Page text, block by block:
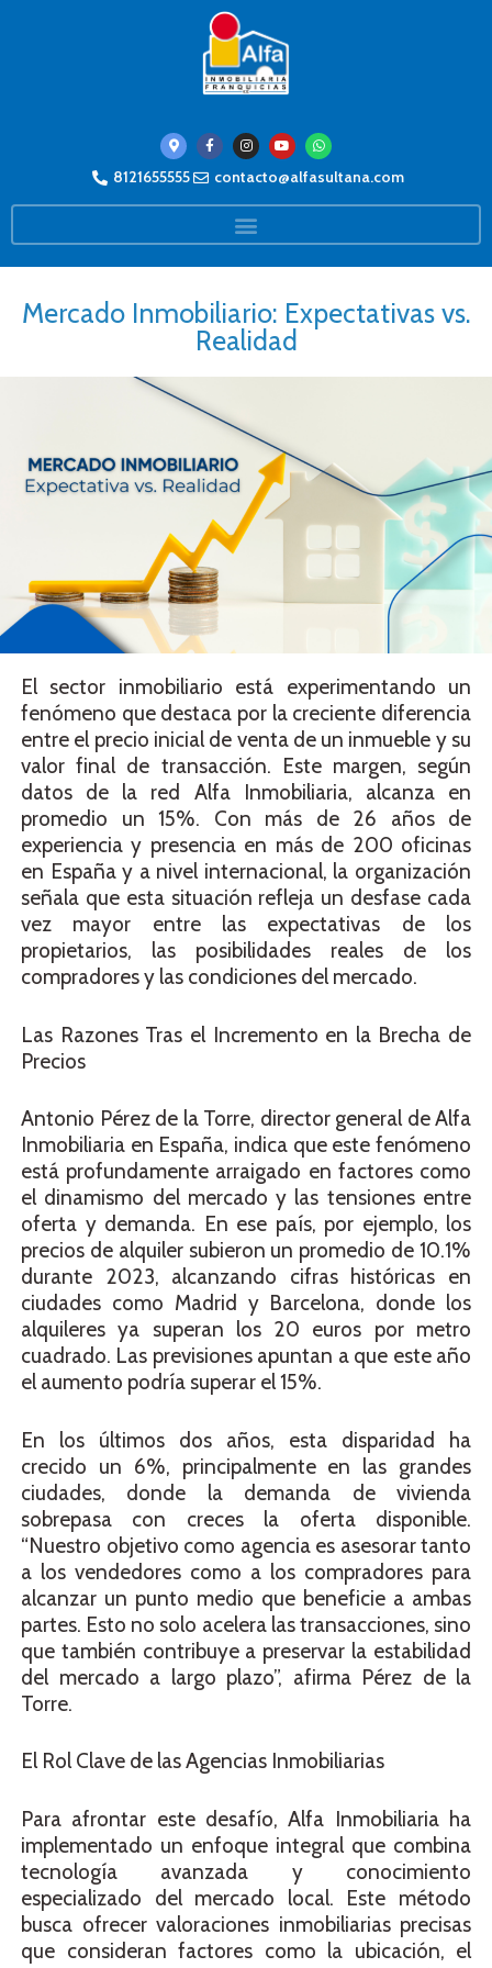
8121655555 contacto@alfasultana.com
Mercado Inmobiliario: Expectativas vs.
Realidad
El sector inmobiliario está experimentando un
fenómeno que destaca por la creciente diferencia
entre el precio inicial de venta de un inmueble y su
valor final de transacción. Este margen, según
datos de la red Alfa Inmobiliaria, alcanza en
promedio un 15%. Con más de 26 años de
experiencia y presencia en más de 200 oficinas
en España y a nivel internacional, la organización
señala que esta situación refleja un desfase cada
vez mayor entre las expectativas de los
propietarios, las posibilidades reales de los
compradores y las condiciones del mercado.
Las Razones Tras el Incremento en la Brecha de
Precios
Antonio Pérez de la Torre, director general de Alfa
Inmobiliaria en España, indica que este fenómeno
está profundamente arraigado en factores como
el dinamismo del mercado y las tensiones entre
oferta y demanda. En ese país, por ejemplo, los
precios de alquiler subieron un promedio de 10.1%
durante 2023, alcanzando cifras históricas en
ciudades como Madrid y Barcelona, donde los
alquileres ya superan los 20 euros por metro
cuadrado. Las previsiones apuntan a que este año
el aumento podría superar el 15%.
En los últimos dos años, esta disparidad ha
crecido un 6%, principalmente en las grandes
ciudades, donde la demanda de vivienda
sobrepasa con creces la oferta disponible.
“Nuestro objetivo como agencia es asesorar tanto
a los vendedores como a los compradores para
alcanzar un punto medio que beneficie a ambas
partes. Esto no solo acelera las transacciones, sino
que también contribuye a preservar la estabilidad
del mercado a largo plazo”, afirma Pérez de la
Torre.
El Rol Clave de las Agencias Inmobiliarias
Para afrontar este desafío, Alfa Inmobiliaria ha
implementado un enfoque integral que combina
tecnología avanzada y conocimiento
especializado del mercado local. Este método
busca ofrecer valoraciones inmobiliarias precisas
que consideran factores como la ubicación, el